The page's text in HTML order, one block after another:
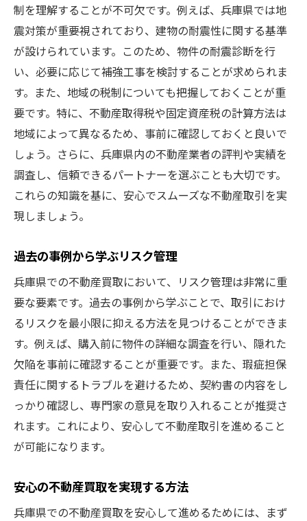
制を理解することが不可欠です。例えば、兵庫県では地
震対策が重要視されており、建物の耐震性に関する基準
が設けられています。このため、物件の耐震診断を行
い、必要に応じて補強工事を検討することが求められま
す。また、地域の税制についても把握しておくことが重
要です。特に、不動産取得税や固定資産税の計算方法は
地域によって異なるため、事前に確認しておくと良いで
しょう。さらに、兵庫県内の不動産業者の評判や実績を
調査し、信頼できるパートナーを選ぶことも大切です。
これらの知識を基に、安心でスムーズな不動産取引を実
現しましょう。
過去の事例から学ぶリスク管理
兵庫県での不動産買取において、リスク管理は非常に重
要な要素です。過去の事例から学ぶことで、取引におけ
るリスクを最小限に抑える方法を見つけることができま
す。例えば、購入前に物件の詳細な調査を行い、隠れた
欠陥を事前に確認することが重要です。また、瑕疵担保
責任に関するトラブルを避けるため、契約書の内容をし
っかり確認し、専門家の意見を取り入れることが推奨さ
れます。これにより、安心して不動産取引を進めること
が可能になります。
安心の不動産買取を実現する方法
兵庫県での不動産買取を安心して進めるためには、まず